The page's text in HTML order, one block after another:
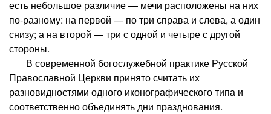
есть небольшое различие — мечи расположены на них
по-разному: на первой — по три справа и слева, а один
снизу; а на второй — три с одной и четыре с другой
стороны.
В современной богослужебной практике Русской
Православной Церкви принято считать их
разновидностями одного иконографического типа и
соответственно объединять дни празднования.